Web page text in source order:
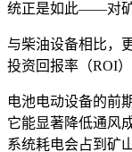
统正是如此——对矿
与柴油设备相比，
投资回报率（ROI
电池电动设备的前
它能显著降低通风
系统耗电会占到矿